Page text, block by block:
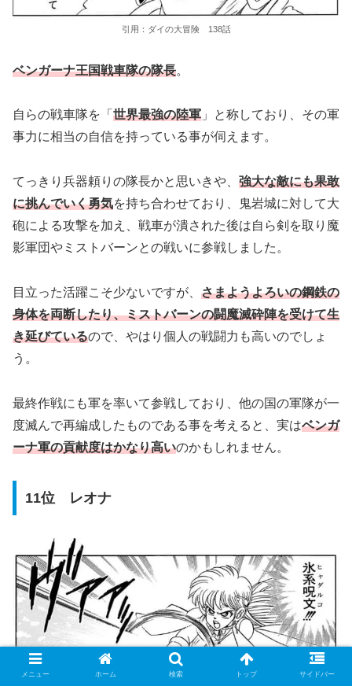
引用：ダイの大冒険 138話
ベンガーナ王国戦車隊の隊長。
自らの戦車隊を「 世界最強の陸軍 」と称しており、その軍
事力に相当の自信を持っている事が伺えます。
てっきり兵器頼りの隊長かと思いきや、 強大な敵にも果敢
に挑んでいく勇気を持ち合わせており、鬼岩城に対して大
砲による攻撃を加え、戦車が潰された後は自ら剣を取り魔
影軍団やミストバーンとの戦いに参戦しました。
目立った活躍こそ少ないですが、 さまようよろいの鋼鉄の
身体を両断したり、ミストバーンの闘魔滅砕陣を受けて生
き延びているので、やはり個人の戦闘力も高いのでしょ
う。
最終作戦にも軍を率いて参戦しており、他の国の軍隊が一
度滅んで再編成したものである事を考えると、実はベンガ
ーナ軍の貢献度はかなり高いのかもしれません。
11位 レオナ
メニュー ホーム 検索 トップ サイドバー